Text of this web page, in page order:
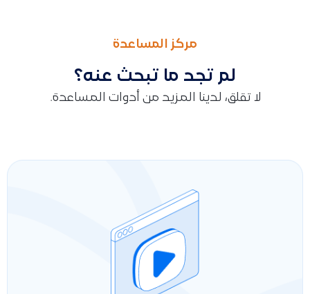
مركز المساعدة
لم تجد ما تبحث عنه؟
لا تقلق، لدينا المزيد من أدوات المساعدة.